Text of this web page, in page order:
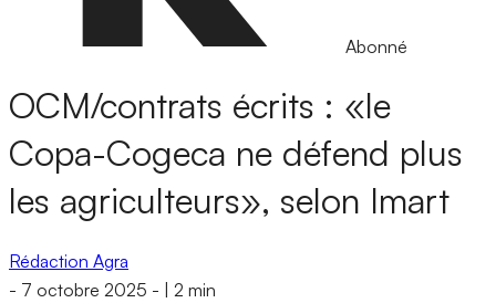
Abonné
OCM/contrats écrits : «le
Copa-Cogeca ne défend plus
les agriculteurs», selon Imart
Rédaction Agra
- 7 octobre 2025 - 2 min